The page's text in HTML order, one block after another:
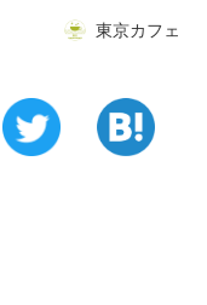
東京カフェ